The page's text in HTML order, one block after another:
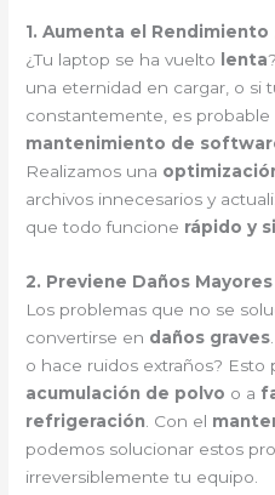
1. Aumenta el Rendimiento
¿Tu laptop se ha vuelto
lenta
una eternidad en cargar, o si
constantemente, es
mantenimiento de
Realizamos una
archivos innecesarios y
que todo funcione rápido y
2. Previene Daños Mayores
Los problemas que no se
convertirse en daños graves
o hace ruidos extraños? Esto
acumulación de polvo o a
refrigeración . Con el
podemos solucionar estos
irreversiblemente tu equipo.